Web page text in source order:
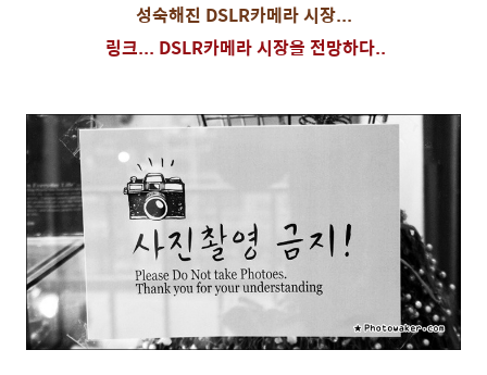
성숙해진 DSLR카메라 시장...
링크... DSLR카메라 시장을 전망하다..